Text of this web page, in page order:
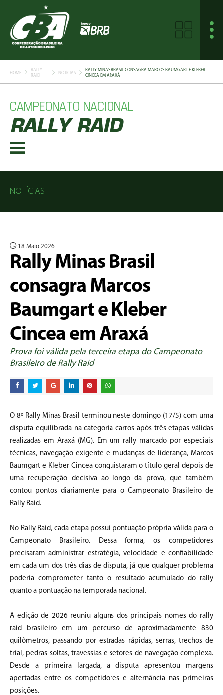
HOME
RALLY
RAID
NOTÍCIAS
RALLY MINAS BRASIL CONSAGRA MARCOS BAUMGART E KLEBER
CINCEA EM ARAXÁ
CAMPEONATO NACIONAL
RALLY RAID
NOTÍCIAS
18 Maio 2026
Rally Minas Brasil
consagra Marcos
Baumgart e Kleber
Cincea em Araxá
Prova foi válida pela terceira etapa do Campeonato
Brasileiro de Rally Raid
O 8º Rally Minas Brasil terminou neste domingo (17/5) com uma
disputa equilibrada na categoria carros após três etapas válidas
realizadas em Araxá (MG). Em um rally marcado por especiais
técnicas, navegação exigente e mudanças de liderança, Marcos
Baumgart e Kleber Cincea conquistaram o título geral depois de
uma recuperação decisiva ao longo da prova, que também
contou pontos diariamente para o Campeonato Brasileiro de
Rally Raid.
No Rally Raid, cada etapa possui pontuação própria válida para o
Campeonato Brasileiro. Dessa forma, os competidores
precisaram administrar estratégia, velocidade e confiabilidade
em cada um dos três dias de disputa, já que qualquer problema
poderia comprometer tanto o resultado acumulado do rally
quanto a pontuação na temporada nacional.
A edição de 2026 reuniu alguns dos principais nomes do rally
raid brasileiro em um percurso de aproximadamente 830
quilômetros, passando por estradas rápidas, serras, trechos de
trial, pedras soltas, travessias e setores de navegação complexa.
Desde a primeira largada, a disputa apresentou margens
apertadas entre os competidores e alternância nas primeiras
posições.